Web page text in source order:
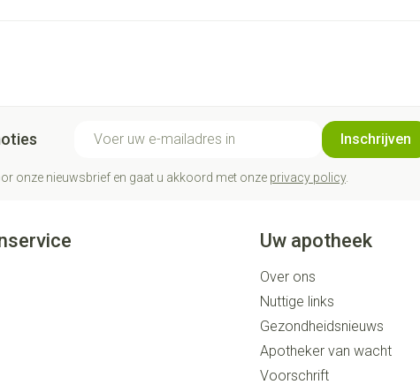
Inschrijven
onze nieuwsbrief en gaat u akkoord met onze privacy policy.
Uw apotheek
Over ons
Nuttige links
Gezondheidsnieuws
Apotheker van wacht
Voorschrift